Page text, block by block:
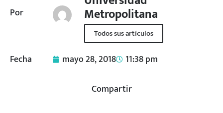
Por Metropolitana
Todos sus artículos
Fecha mayo 28, 2018 11:38 pm
Compartir